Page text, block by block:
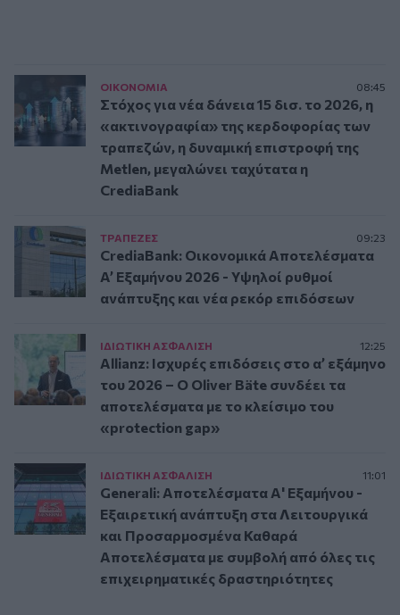
ΟΙΚΟΝΟΜΙΑ 08:45
Στόχος για νέα δάνεια 15 δισ. το 2026, η
«ακτινογραφία» της κερδοφορίας των
τραπεζών, η δυναμική επιστροφή της
Metlen, μεγαλώνει ταχύτατα η
CrediaBank
ΤΡAΠΕΖΕΣ 09:23
CrediaBank: Οικονομικά Αποτελέσματα
A’ Εξαμήνου 2026 - Υψηλοί ρυθμοί
ανάπτυξης και νέα ρεκόρ επιδόσεων
ΙΔΙΩΤΙΚΗ ΑΣΦAΛΙΣΗ 12:25
Allianz: Ισχυρές επιδόσεις στο α’ εξάμηνο
του 2026 – Ο Oliver Bäte συνδέει τα
αποτελέσματα με το κλείσιμο του
«protection gap»
ΙΔΙΩΤΙΚΗ ΑΣΦAΛΙΣΗ 11:01
Generali: Αποτελέσματα Α' Εξαμήνου -
Εξαιρετική ανάπτυξη στα Λειτουργικά
και Προσαρμοσμένα Καθαρά
Αποτελέσματα με συμβολή από όλες τις
επιχειρηματικές δραστηριότητες